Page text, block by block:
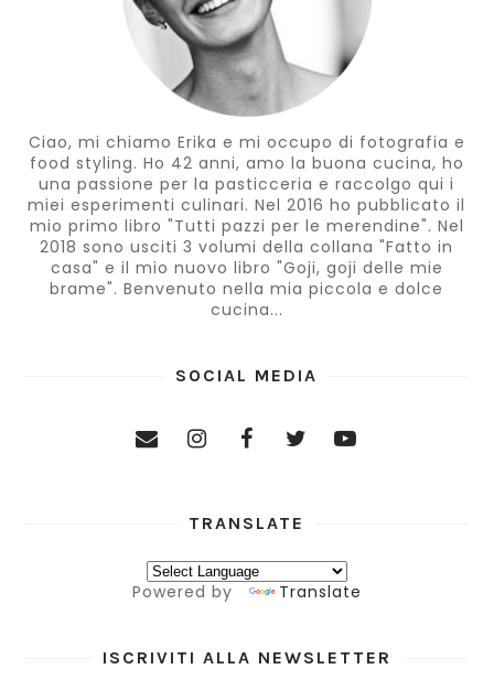
Ciao, mi chiamo Erika e mi occupo di fotografia e
food styling. Ho 42 anni, amo la buona cucina, ho
una passione per la pasticceria e raccolgo qui i
miei esperimenti culinari. Nel 2016 ho pubblicato il
mio primo libro "Tutti pazzi per le merendine". Nel
2018 sono usciti 3 volumi della collana "Fatto in
casa" e il mio nuovo libro "Goji, goji delle mie
brame". Benvenuto nella mia piccola e dolce
cucina...
SOCIAL MEDIA
TRANSLATE
Powered by Translate
ISCRIVITI ALLA NEWSLETTER